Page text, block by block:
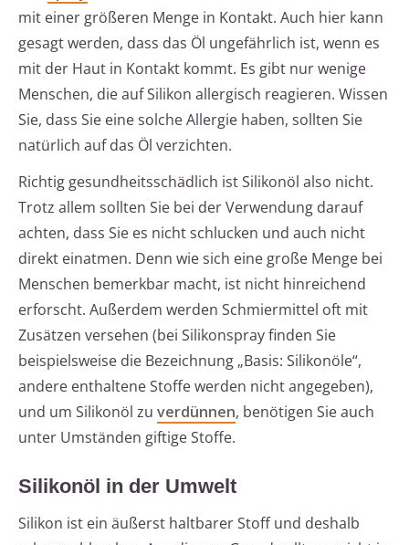
mit einer größeren Menge in Kontakt. Auch hier kann
gesagt werden, dass das Öl ungefährlich ist, wenn es
mit der Haut in Kontakt kommt. Es gibt nur wenige
Menschen, die auf Silikon allergisch reagieren. Wissen
Sie, dass Sie eine solche Allergie haben, sollten Sie
natürlich auf das Öl verzichten.
Richtig gesundheitsschädlich ist Silikonöl also nicht.
Trotz allem sollten Sie bei der Verwendung darauf
achten, dass Sie es nicht schlucken und auch nicht
direkt einatmen. Denn wie sich eine große Menge bei
Menschen bemerkbar macht, ist nicht hinreichend
erforscht. Außerdem werden Schmiermittel oft mit
Zusätzen versehen (bei Silikonspray finden Sie
beispielsweise die Bezeichnung „Basis: Silikonöle“,
andere enthaltene Stoffe werden nicht angegeben),
und um Silikonöl zu verdünnen, benötigen Sie auch
unter Umständen giftige Stoffe.
Silikonöl in der Umwelt
Silikon ist ein äußerst haltbarer Stoff und deshalb